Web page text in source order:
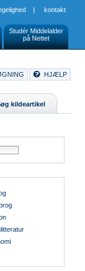
| kontakt
Studér Middelalder
på Nettet
HJÆLP
kildeartikel